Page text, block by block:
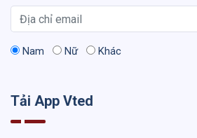
Nam Nữ Khác
Tải App Vted